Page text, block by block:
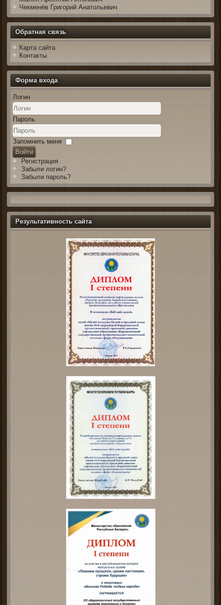
Чекменёв Григорий Анатольевич
Обратная связь
Карта сайта
Контакты
Форма входа
Логин
Пароль
Запомнить меня
Войти
Регистрация
Забыли логин?
Забыли пароль?
Результативность сайта